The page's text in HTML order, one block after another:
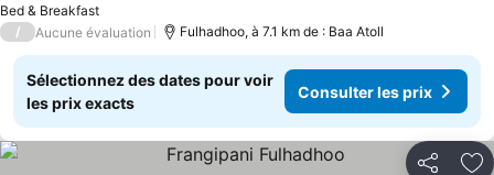
Bed & Breakfast
/ Aucune évaluation Fulhadhoo, à 7.1 km de : Baa Atoll
Sélectionnez des dates pour voir
les prix exacts
Consulter les prix